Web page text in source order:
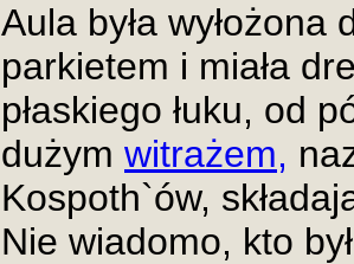
Aula była
parkietem i miała
płaskiego łuku, od
dużym witrażem,
Kospoth`ów,
Nie wiadomo, kto